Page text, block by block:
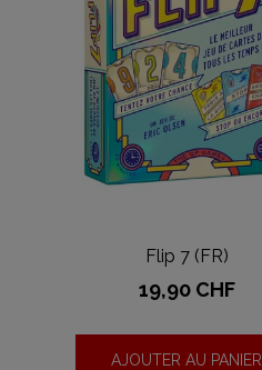
Flip 7 (FR)
Prix
19,90 CHF
AJOUTER AU PANIER